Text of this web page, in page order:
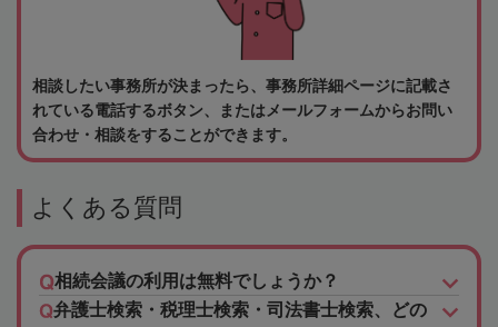
相談したい事務所が決まったら、事務所詳細ページに記載さ
れている電話するボタン、またはメールフォームからお問い
合わせ・相談をすることができます。
よくある質問
相続会議の利用は無料でしょうか？
弁護士検索・税理士検索・司法書士検索、どの